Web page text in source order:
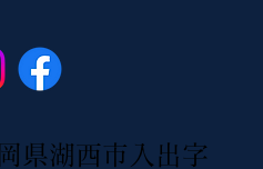
湖西市入出字